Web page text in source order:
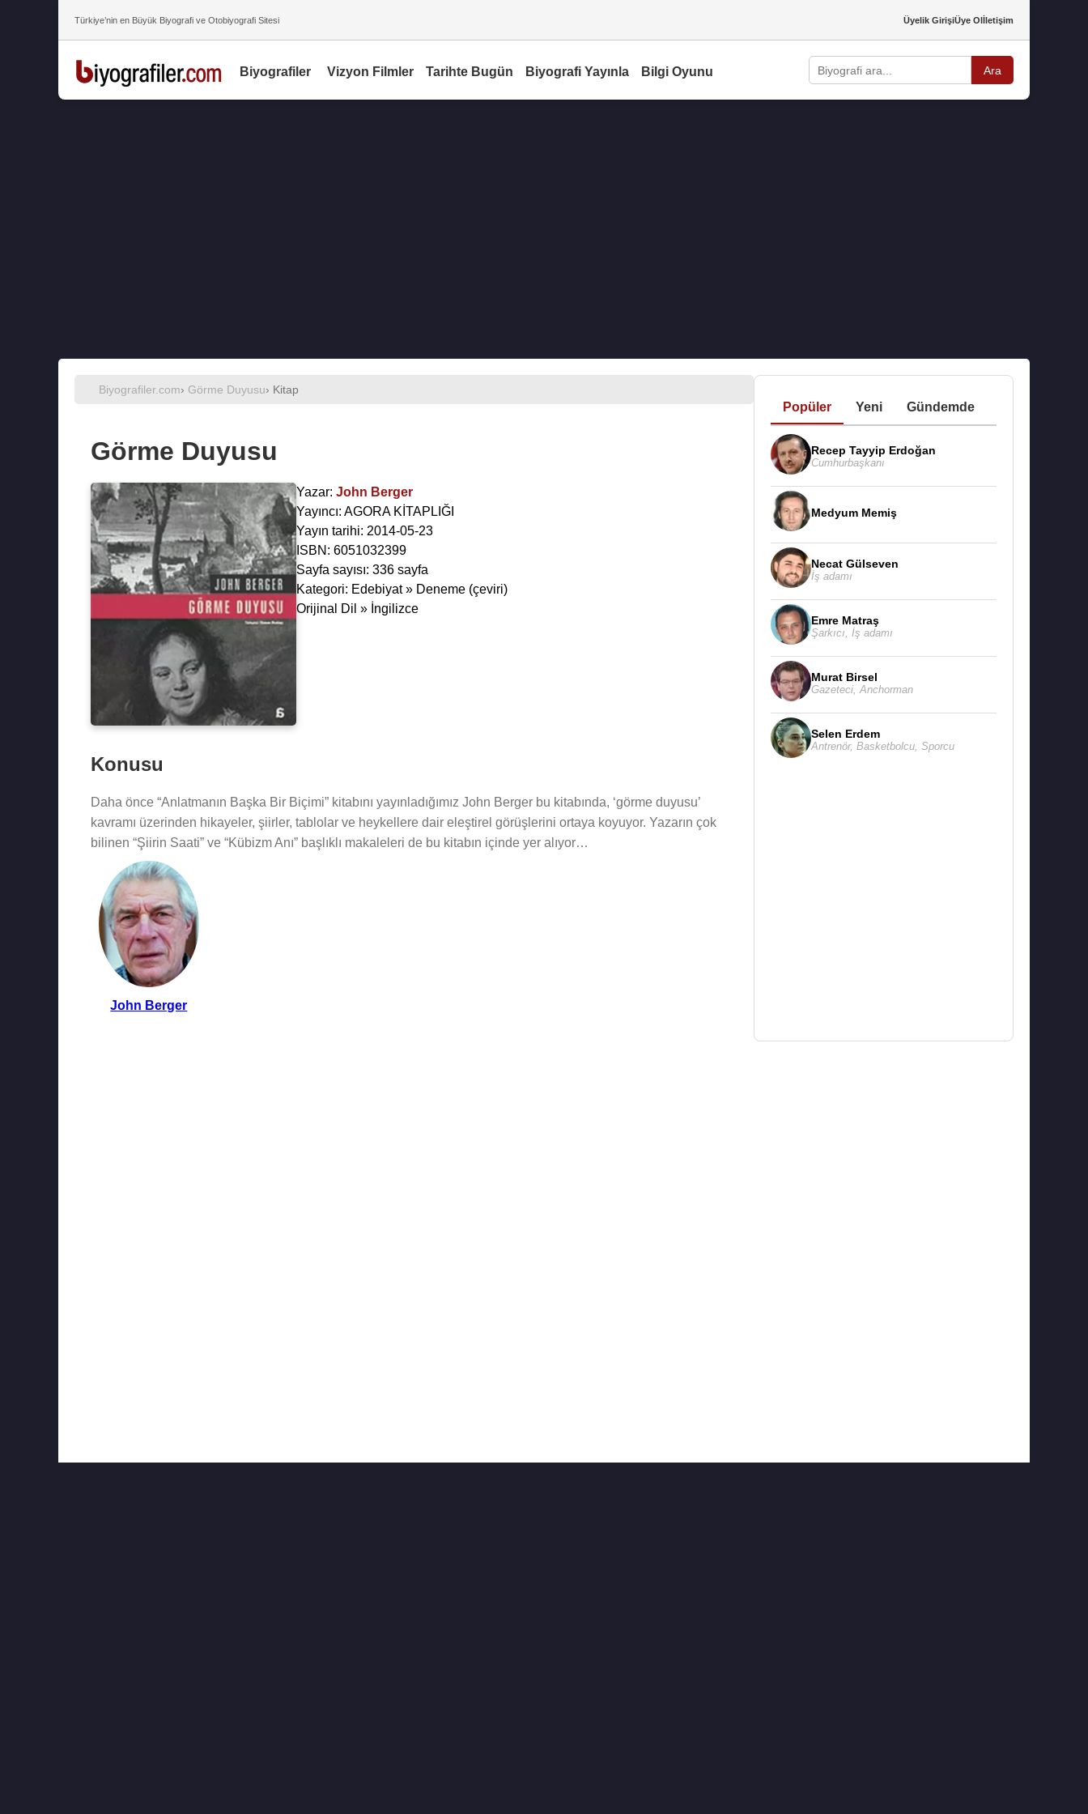
Türkiye’nin en Büyük Biyografi ve Otobiyografi Sitesi Üyelik GirişiÜye Olİletişim
Biyografiler Vizyon Filmler Tarihte Bugün Biyografi Yayınla Bilgi Oyunu Ara
Biyografiler.com› Görme Duyusu› Kitap
Görme Duyusu
Yazar:John Berger
Yayıncı: AGORA KİTAPLIĞI
Yayın tarihi: 2014-05-23
ISBN: 6051032399
Sayfa sayısı: 336 sayfa
Kategori: Edebiyat » Deneme (çeviri)
Orijinal Dil » İngilizce
Konusu
Daha önce “Anlatmanın Başka Bir Biçimi” kitabını yayınladığımız John Berger bu kitabında, ‘görme duyusu’
kavramı üzerinden hikayeler, şiirler, tablolar ve heykellere dair eleştirel görüşlerini ortaya koyuyor. Yazarın çok
bilinen “Şiirin Saati” ve “Kübizm Anı” başlıklı makaleleri de bu kitabın içinde yer alıyor…
John Berger
Popüler Yeni Gündemde
Recep Tayyip Erdoğan
Cumhurbaşkanı
Medyum Memiş
Necat Gülseven
İş adamı
Emre Matraş
Şarkıcı İş adamı
Murat Birsel
Gazeteci, Anchorman
Selen Erdem
Antrenör, Basketbolcu, Sporcu